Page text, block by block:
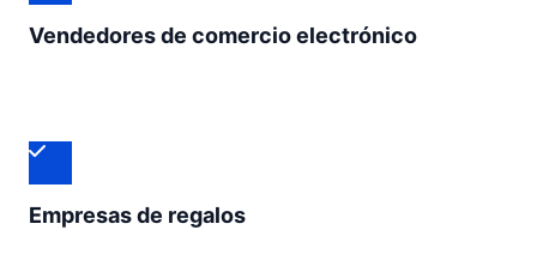
Vendedores de comercio electrónico
Empresas de regalos